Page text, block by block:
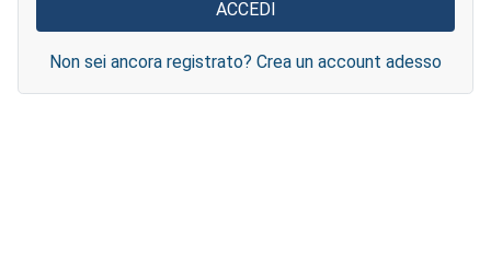
Non sei ancora registrato? Crea un account adesso